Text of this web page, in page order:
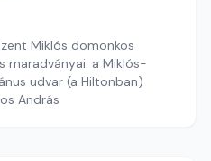
Miklós domonkos
maradványai: a Miklós-
udvar (a Hiltonban)
András